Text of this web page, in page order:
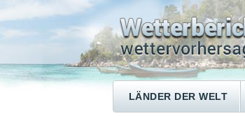
LÄNDER DER WELT